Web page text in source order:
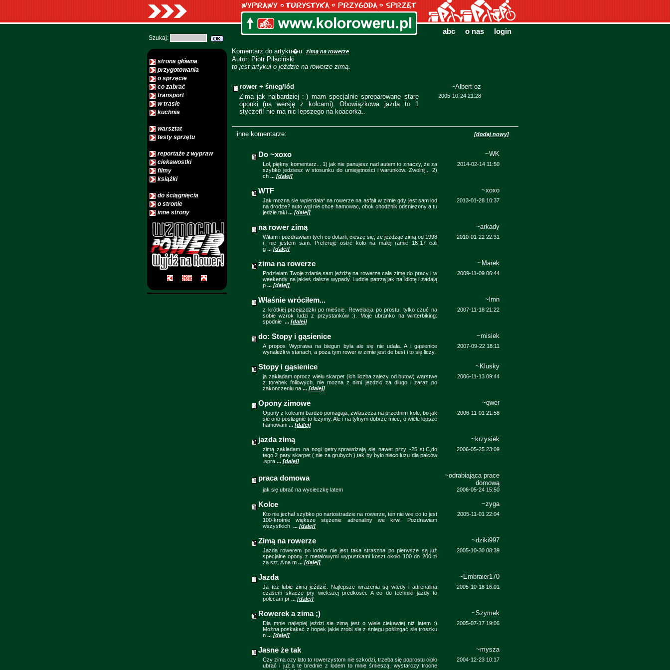
Szukaj:
abc o nas login
strona główna
przygotowania
o sprzęcie
co zabrać
transport
w trasie
kuchnia
warsztat
testy sprzętu
reportaże z wypraw
ciekawostki
filmy
książki
do ściągnięcia
o stronie
inne strony
Komentarz do artyku�u: zimą na rowerze
Autor: Piotr Piłaciński
to jest artykuł o jeździe na rowerze zimą.
rower + śnieg/lód
~Albert-oz
Zimą jak najbardziej :-) mam specjalnie spreparowane stare
oponki (na wersję z kolcami). Obowiązkowa jazda to 1
styczeñ! nie ma nic lepszego na koacorka..
2005-10-24 21:28
inne komentarze: [dodaj nowy]
Do ~xoxo ~WK
Lol, piękny komentarz... 1) jak nie panujesz nad autem to znaczy, że za
szybko jedziesz w stosunku do umiejętności i warunków. Zwolnij... 2)
ch ... [dalej]
2014-02-14 11:50
WTF ~xoxo
Jak mozna sie wpierdala* na rowerze na asfalt w zimie gdy jest sam lod
na drodze? auto wgl nie chce hamowac, obok chodznik odsniezony a tu
jedzie taki ... [dalej]
2013-01-28 10:37
na rower zimą ~arkady
Witam i pozdrawiam tych co dotarli, cieszę się, że jeżdżąc zimą od 1998
r, nie jestem sam. Preferuję ostre koło na małej ramie 16-17 cali
g ... [dalej]
2010-01-22 22:31
zima na rowerze ~Marek
Podzielam Twoje zdanie,sam jeżdżę na rowerze cała zimę do pracy i w
weekendy na jakieś dalsze wypady. Ludzie patrzą jak na idiotę i zadają
p ... [dalej]
2009-11-09 06:44
Właśnie wróciłem... ~lmn
z krótkiej przejażdżki po mieście. Rewelacja po prostu, tylko czuć na
sobie wzrok ludzi z przystanków :). Moje ubranko na winterbiking:
spodnie ... [dalej]
2007-11-18 21:22
do: Stopy i gąsienice ~misiek
A propos Wyprawa na biegun była ale się nie udała. A i gąsienice
wynaleźli w stanach, a poza tym rower w zimie jest de best i to się liczy.
2007-09-22 18:11
Stopy i gąsienice ~Klusky
ja zakladam oprocz wielu skarpet (ich liczba zalezy od butow) warstwe
z torebek foliowych. nie mozna z nimi jezdzic za dlugo i zaraz po
zakonczeniu na ... [dalej]
2006-11-13 09:44
Opony zimowe ~qwer
Opony z kolcami bardzo pomagaja, zwlaszcza na przednim kole, bo jak
sie ono poslizgnie to lezymy. Ale i na tylnym dobrze miec, o wiele lepsze
hamowani ... [dalej]
2006-11-01 21:58
jazda zimą ~krzysiek
zimą zakładam na nogi getry.sprawdzają się nawet przy -25 st.C,do
tego 2 pary skarpet ( nie za grubych ),tak by było nieco luzu dla palców
.spra ... [dalej]
2006-05-25 23:09
praca domowa
~odrabiająca prace
domową
jak się ubrać na wycieczkę latem 2006-05-24 15:50
Kolce ~zyga
Kto nie jechał szybko po nartostradzie na rowerze, ten nie wie co to jest
100-krotnie większe stężenie adrenaliny we krwi. Pozdrawiam
wszystkich ... [dalej]
2005-11-01 22:04
Zimą na rowerze ~dziki997
Jazda rowerem po lodzie nie jest taka straszna po pierwsze są już
specjalne opony z metalowymi wypustkami koszt około 100 do 200 zł
za szt. A na m ... [dalej]
2005-10-30 08:39
Jazda ~Embraier170
Ja też lubie zimą jeździć. Najlepsze wrażenia są wtedy i adrenalina
czasem skacze pry wiekszej predkosci. A co do techniki jazdy to
polecam pr ... [dalej]
2005-10-18 16:01
Rowerek a zima ;) ~Szymek
Dla mnie najlepiej jeździ sie zimą jest o wiele ciekawiej niż latem :)
Można poskakać z hopek jakie zrobi sie z śniegu poślizgać sie troszku
n ... [dalej]
2005-07-17 19:06
Jasne że tak ~mysza
Czy zima czy lato to rowerzystom nie szkodzi, trzeba się poprostu cipło
ubrać i już.a te brednie z lodem to mnie śmieszą, wystarczy troche
2004-12-23 10:17